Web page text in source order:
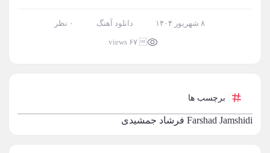
۸ شهریور ۱۴۰۴ دانلود آهنگ ۰ نظر
۶۷ views
برچسب ها
Farshad Jamshidi فرشاد جمشیدی